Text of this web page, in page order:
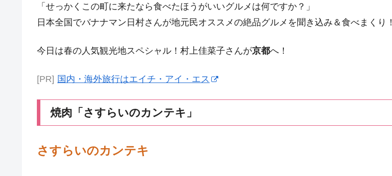
「せっかくこの町に来たなら食べたほうがいいグルメは何ですか？」
日本全国でバナナマン日村さんが地元民オススメの絶品グルメを聞き込み＆食べまくり！
今日は春の人気観光地スペシャル！村上佳菜子さんが京都へ！
[PR] 国内・海外旅行はエイチ・アイ・エス
焼肉「さすらいのカンテキ」
さすらいのカンテキ